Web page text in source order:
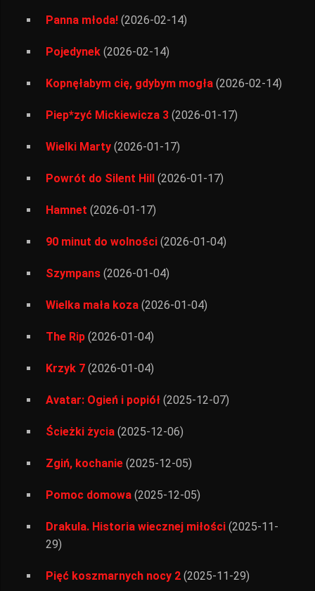
Panna młoda! (2026-02-14)
Pojedynek (2026-02-14)
Kopnęłabym cię, gdybym mogła (2026-02-14)
Piep*zyć Mickiewicza 3 (2026-01-17)
Wielki Marty (2026-01-17)
Powrót do Silent Hill (2026-01-17)
Hamnet (2026-01-17)
90 minut do wolności (2026-01-04)
Szympans (2026-01-04)
Wielka mała koza (2026-01-04)
The Rip (2026-01-04)
Krzyk 7 (2026-01-04)
Avatar: Ogień i popiół (2025-12-07)
Ścieżki życia (2025-12-06)
Zgiń, kochanie (2025-12-05)
Pomoc domowa (2025-12-05)
Drakula. Historia wiecznej miłości (2025-11-
29)
Pięć koszmarnych nocy 2 (2025-11-29)